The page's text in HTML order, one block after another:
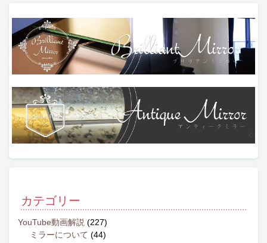
カテゴリー
YouTube動画解説 (227)
ミラーについて (44)